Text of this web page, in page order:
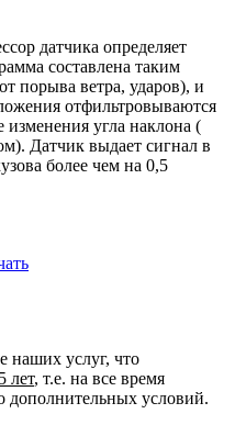
датчика определяет
составлена таким
порыва ветра, ударов), и
отфильтровываются
угла наклона (
Датчик выдает сигнал в
более чем на 0,5
наших услуг, что
лет, т.е. на все время
дополнительных условий.